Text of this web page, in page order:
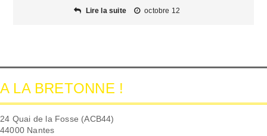
Lire la suite octobre 12
A LA BRETONNE !
24 Quai de la Fosse (ACB44)
44000 Nantes